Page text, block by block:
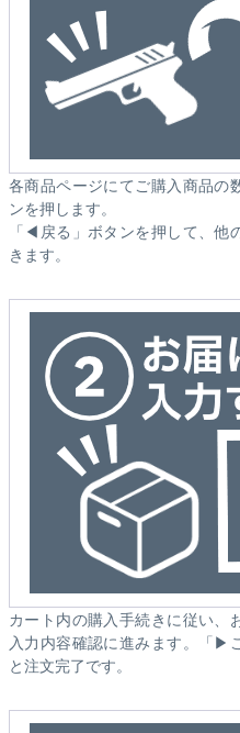
各商品ページにてご購入商品の
ンを押します。
「◀戻る」ボタンを押して、他
きます。
カート内の購入手続きに従い、
入力内容確認に進みます。「▶
と注文完了です。